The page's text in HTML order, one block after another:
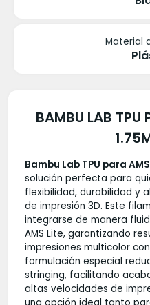
Material
BAMBU LAB TPU
Bambu Lab TPU para
solución perfecta para
flexibilidad, durabilidad y
de impresión 3D. Este
integrarse de manera
AMS Lite, garantizando
impresiones multicolor
formulación especial
stringing, facilitando
altas velocidades de